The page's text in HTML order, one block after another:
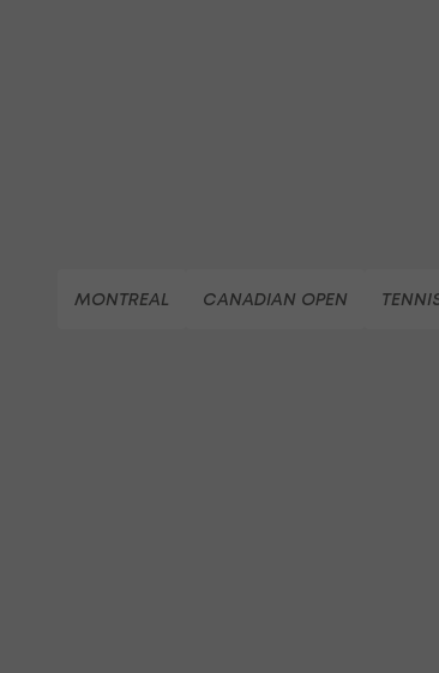
MONTREAL CANADIAN OPEN